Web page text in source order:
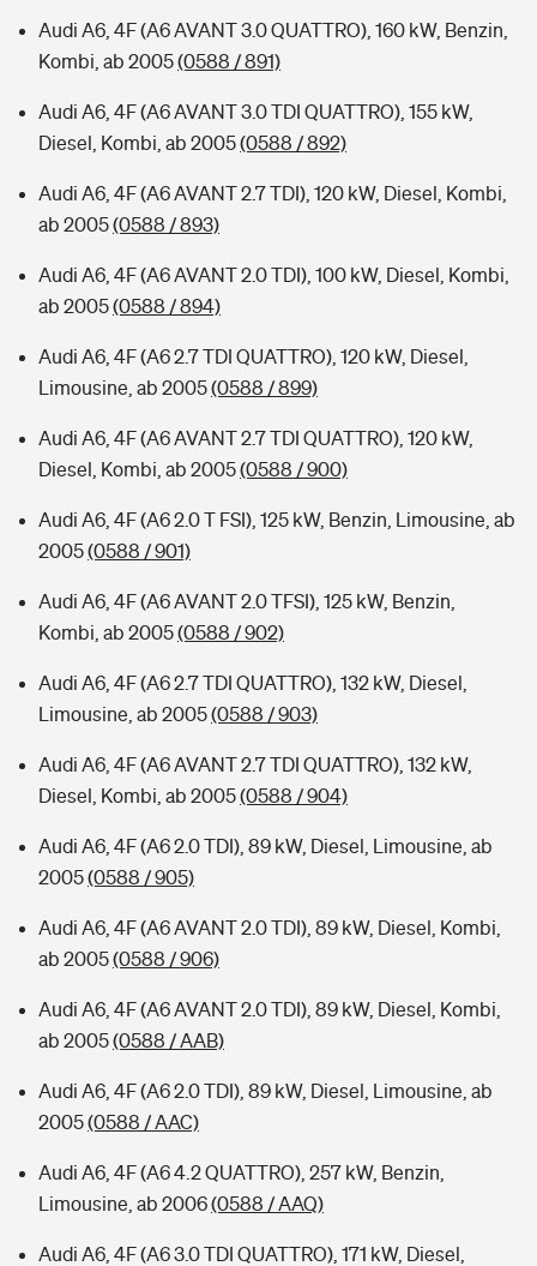
Audi A6, 4F (A6 AVANT 3.0 QUATTRO), 160 kW, Benzin,
Kombi, ab 2005(0588 / 891)
Audi A6, 4F (A6 AVANT 3.0 TDI QUATTRO), 155 kW,
Diesel, Kombi, ab 2005(0588 / 892)
Audi A6, 4F (A6 AVANT 2.7 TDI), 120 kW, Diesel, Kombi,
ab 2005(0588 / 893)
Audi A6, 4F (A6 AVANT 2.0 TDI), 100 kW, Diesel, Kombi,
ab 2005(0588 / 894)
Audi A6, 4F (A6 2.7 TDI QUATTRO), 120 kW, Diesel,
Limousine, ab 2005(0588 / 899)
Audi A6, 4F (A6 AVANT 2.7 TDI QUATTRO), 120 kW,
Diesel, Kombi, ab 2005(0588 / 900)
Audi A6, 4F (A6 2.0 T FSI), 125 kW, Benzin, Limousine, ab
2005(0588 / 901)
Audi A6, 4F (A6 AVANT 2.0 TFSI), 125 kW, Benzin,
Kombi, ab 2005(0588 / 902)
Audi A6, 4F (A6 2.7 TDI QUATTRO), 132 kW, Diesel,
Limousine, ab 2005(0588 / 903)
Audi A6, 4F (A6 AVANT 2.7 TDI QUATTRO), 132 kW,
Diesel, Kombi, ab 2005(0588 / 904)
Audi A6, 4F (A6 2.0 TDI), 89 kW, Diesel, Limousine, ab
2005(0588 / 905)
Audi A6, 4F (A6 AVANT 2.0 TDI), 89 kW, Diesel, Kombi,
ab 2005(0588 / 906)
Audi A6, 4F (A6 AVANT 2.0 TDI), 89 kW, Diesel, Kombi,
ab 2005(0588 / AAB)
Audi A6, 4F (A6 2.0 TDI), 89 kW, Diesel, Limousine, ab
2005(0588 / AAC)
Audi A6, 4F (A6 4.2 QUATTRO), 257 kW, Benzin,
Limousine, ab 2006(0588 / AAQ)
Audi A6, 4F (A6 3.0 TDI QUATTRO), 171 kW, Diesel,